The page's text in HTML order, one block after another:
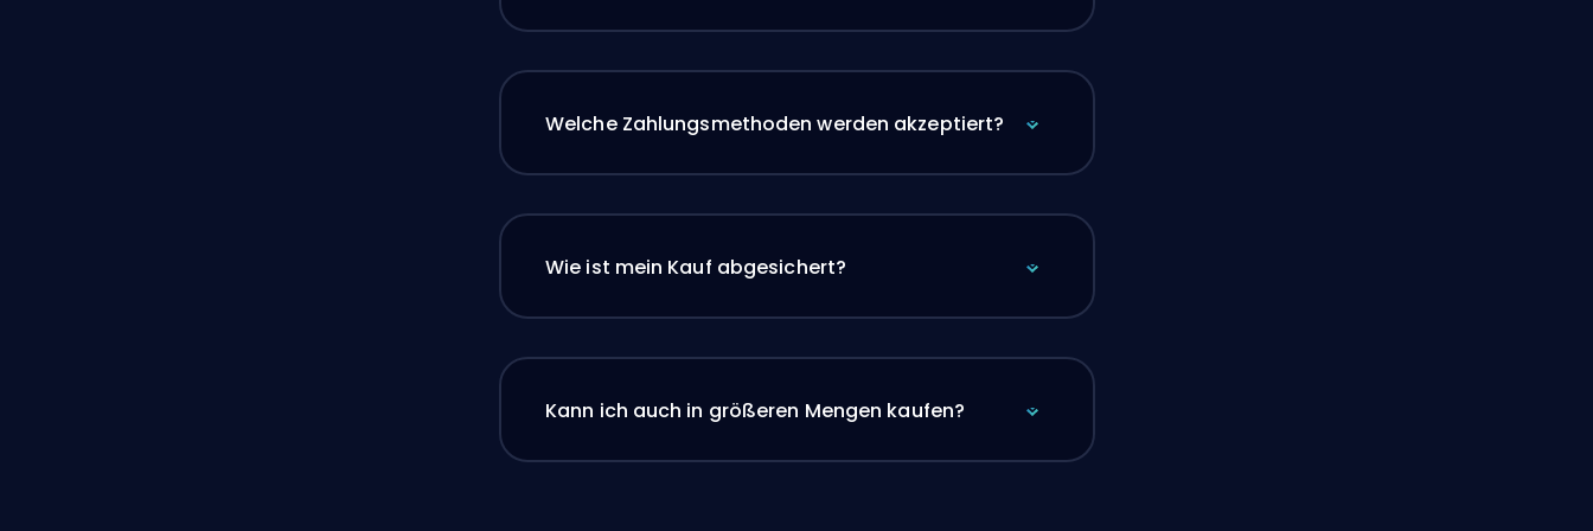
Welche Zahlungsmethoden werden akzeptiert?
Wie ist mein Kauf abgesichert?
Kann ich auch in größeren Mengen kaufen?